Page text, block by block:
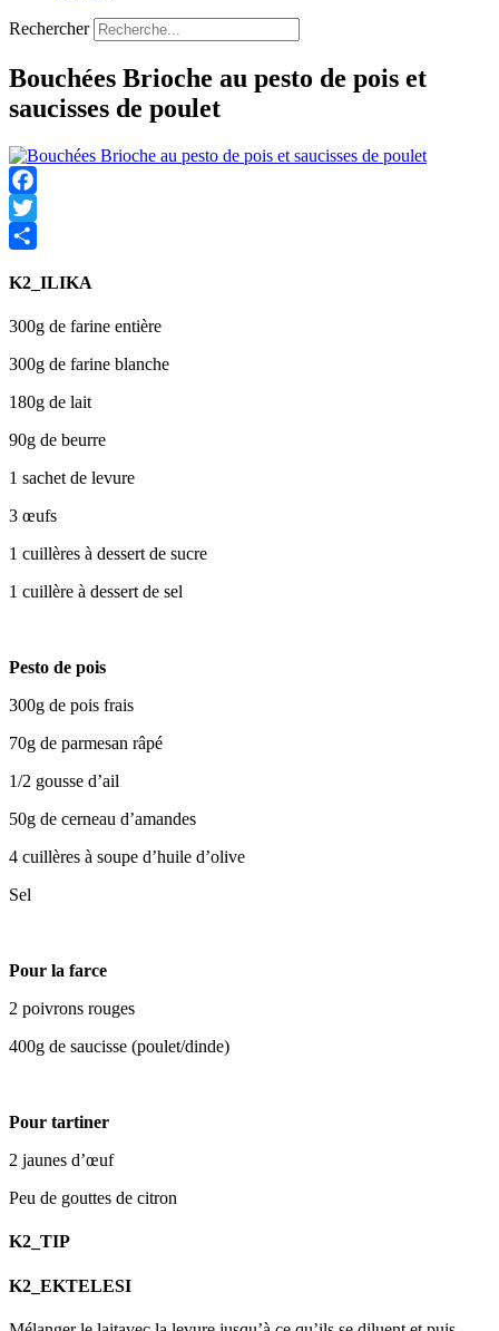
Rechercher
Bouchées Brioche au pesto de pois et
saucisses de poulet
Facebook
Twitter
K2_ILIKA
300g de farine entière
300g de farine blanche
180g de lait
90g de beurre
1 sachet de levure
3 œufs
1 cuillères à dessert de sucre
1 cuillère à dessert de sel
Pesto de pois
300g de pois frais
70g de parmesan râpé
1/2 gousse d’ail
50g de cerneau d’amandes
4 cuillères à soupe d’huile d’olive
Sel
Pour la farce
2 poivrons rouges
400g de saucisse (poulet/dinde)
Pour tartiner
2 jaunes d’œuf
Peu de gouttes de citron
K2_TIP
K2_EKTELESI